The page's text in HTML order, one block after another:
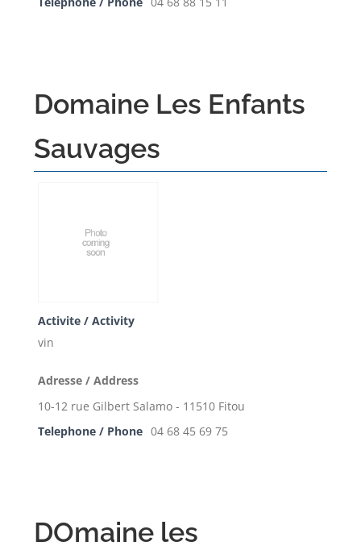
Domaine Les Enfants
Sauvages
Activite / Activity
vin
Adresse / Address
10-12 rue Gilbert Salamo - 11510 Fitou
Telephone / Phone 04 68 45 69 75
DOmaine les